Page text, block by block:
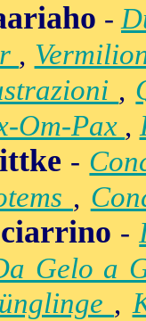
-
,
,
Om-Pax ,
-
,
-
Gelo a
,